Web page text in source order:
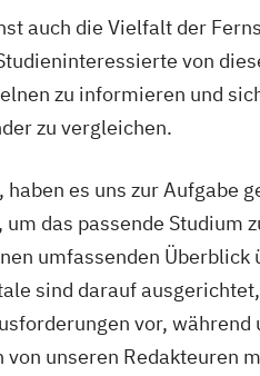
auch die Vielfalt der
von
zu informieren und
zu vergleichen.
, haben es uns zur Aufgabe
das passende Studium
umfassenden
sind darauf
vor,
unseren Redakteuren